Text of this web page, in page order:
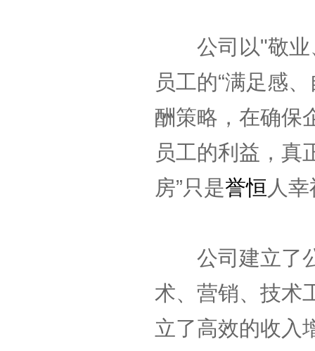
公司以"敬业
员工的“满足感
酬策略，在确保
员工的利益，真
房”只是誉恒 人
公司建立了公
术、营销、技术
立了高效的收入